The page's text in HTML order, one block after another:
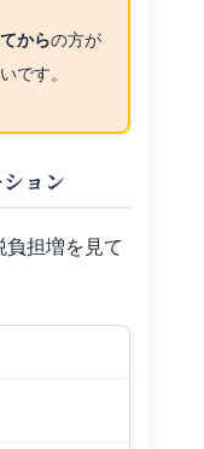
からの方が
です。
ョン
担増を見て